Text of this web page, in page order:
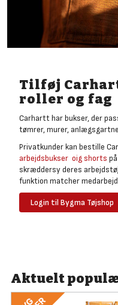
Tilføj
roller og fag
Carhartt har bukser, der
tømrer, murer,
Privatkunder kan bestille
arbejdsbukser oig shorts
skræddersy deres
funktion matcher
Login til Bygma Tøjshop
Aktuelt